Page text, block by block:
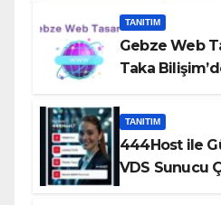
TANITIM
Gebze Web
Taka
TANITIM
444Host ile
VDS Sunucu